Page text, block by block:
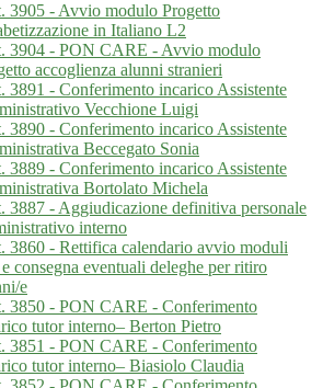
3905 - Avvio modulo Progetto
in Italiano L2
3904 - PON CARE - Avvio modulo
accoglienza alunni stranieri
3891 - Conferimento incarico Assistente
Vecchione Luigi
3890 - Conferimento incarico Assistente
Beccegato Sonia
3889 - Conferimento incarico Assistente
Bortolato Michela
3887 - Aggiudicazione definitiva personale
interno
3860 - Rettifica calendario avvio moduli
consegna eventuali deleghe per ritiro
e
3850 - PON CARE - Conferimento
tutor interno– Berton Pietro
3851 - PON CARE - Conferimento
tutor interno– Biasiolo Claudia